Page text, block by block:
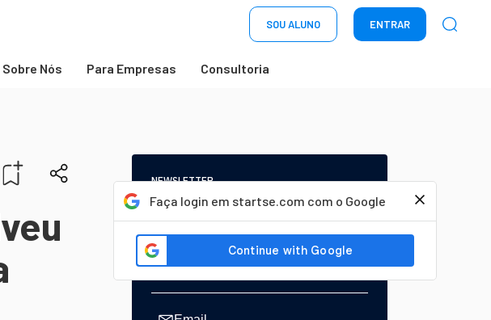
SOU ALUNO ENTRAR
Sobre Nós Para Empresas Consultoria
Faça login em startse.com com o Google
NEWSLETTER
Start Seu dia:
A Newsletter do AGORA!